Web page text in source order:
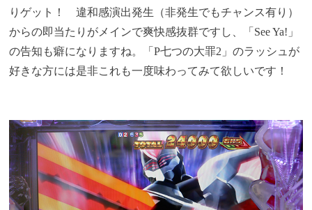
りゲット！ 違和感演出発生（非発生でもチャンス有り）
からの即当たりがメインで爽快感抜群ですし、「See Ya!」
の告知も癖になりますね。「P七つの大罪2」のラッシュが
好きな方には是非これも一度味わってみて欲しいです！